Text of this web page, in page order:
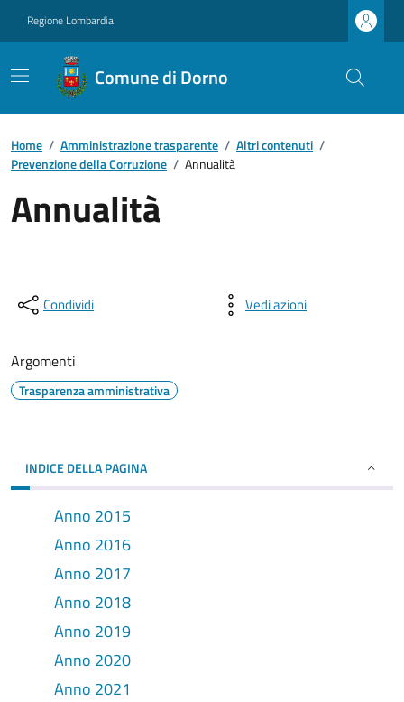
Regione Lombardia
Comune di Dorno
Home / Amministrazione trasparente / Altri contenuti /
Prevenzione della Corruzione / Annualità
Annualità
Condividi Vedi azioni
Argomenti
Trasparenza amministrativa
INDICE DELLA PAGINA
Anno 2015
Anno 2016
Anno 2017
Anno 2018
Anno 2019
Anno 2020
Anno 2021